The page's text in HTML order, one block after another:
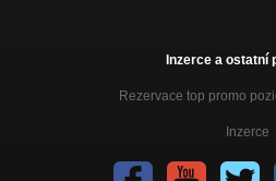
Inzerce a ostatní
Rezervace top promo
Inzerce